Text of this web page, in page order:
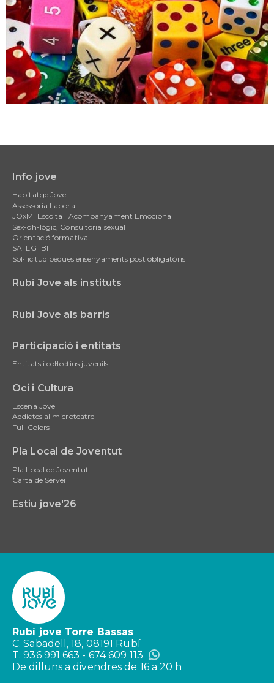
navigation
Info jove
Habitatge Jove
Assessoria Laboral
JOxMI Escolta i Acompanyament Emocional
Sex-oh-lògic, Consultoria sexual
Orientació formativa
SAI LGTBI
Sol•licitud beques ensenyaments post obligatòris
Rubí Jove als instituts
Rubí Jove als barris
Participació i entitats
Entitats i col·lectius juvenils
Oci i Cultura
Escena Jove
Addictes al microteatre
Full Colors
Pla Local de Joventut
Pla Local de Joventut
Carta de Servei
Estiu jove'26
Rubí jove Torre Bassas
C. Sabadell, 18, 08191 Rubí
T. 936 991 663 - 674 609 113
De dilluns a divendres de 16 a 20 h